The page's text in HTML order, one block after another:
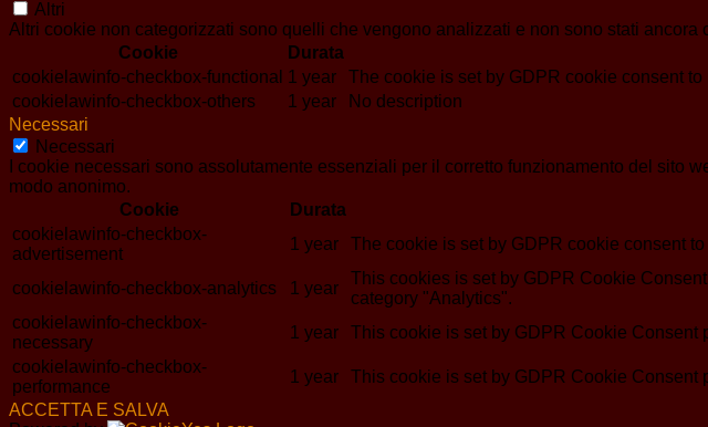
Altri
Altri cookie non categorizzati sono quelli che vengono analizzati e non sono stati ancora
Cookie
Durata
cookielawinfo-checkbox-functional 1 year
The cookie is set by GDPR cookie consent
cookielawinfo-checkbox-others
1 year
No description
Necessari
Necessari
I cookie necessari sono assolutamente essenziali per il corretto funzionamento del
modo anonimo.
Cookie
Durata
cookielawinfo-checkbox-
advertisement
1 year The cookie is set by GDPR cookie consent
cookielawinfo-checkbox-analytics 1 year
This cookies is set by GDPR Cookie
category "Analytics".
cookielawinfo-checkbox-
necessary
1 year
This cookie is set by GDPR Cookie Consent
cookielawinfo-checkbox-
performance
1 year
This cookie is set by GDPR Cookie Consent
ACCETTA E SALVA